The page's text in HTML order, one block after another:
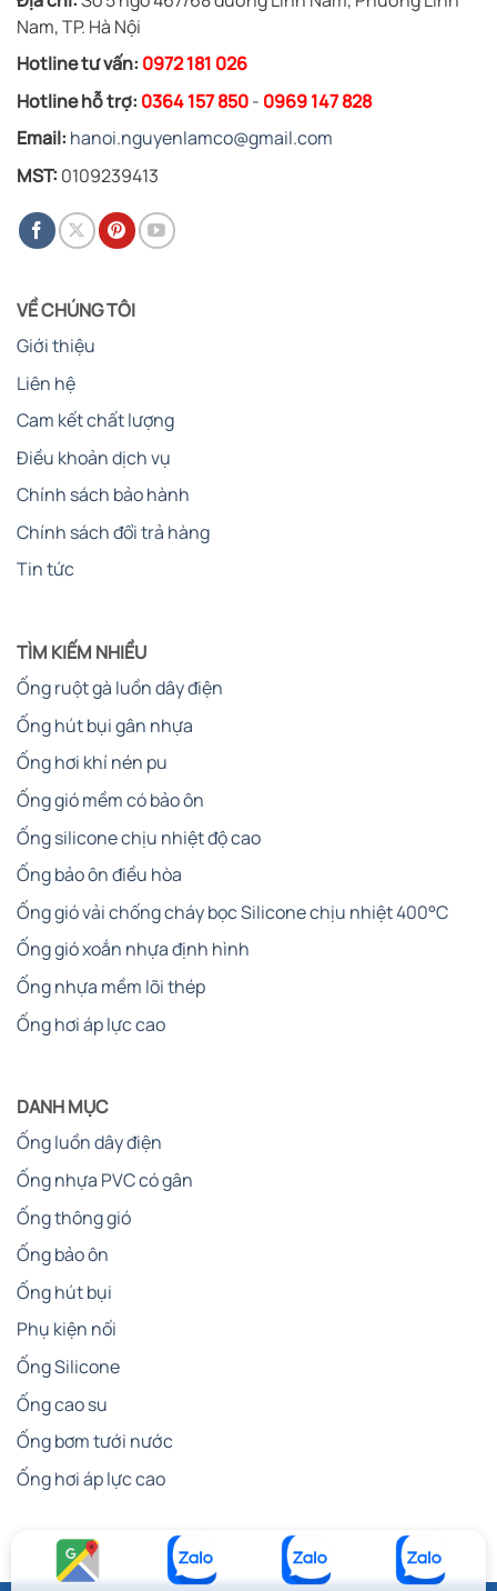
Nam, TP. Hà Nội
Hotline tư vấn: 0972 181 026
Hotline hỗ trợ: 0364 157 850- 0969 147 828
Email: hanoi.nguyenlamco@gmail.com
MST: 0109239413
VỀ CHÚNG TÔI
Giới thiệu
Liên hệ
Cam kết chất lượng
Điều khoản dịch vụ
Chính sách bảo hành
Chính sách đổi trả hàng
Tin tức
TÌM KIẾM NHIỀU
Ống ruột gà luồn dây điện
Ống hút bụi gân nhựa
Ống hơi khí nén pu
Ống gió mềm có bảo ôn
Ống silicone chịu nhiệt độ cao
Ống bảo ôn điều hòa
Ống gió vải chống cháy bọc Silicone chịu nhiệt 400°C
Ống gió xoắn nhựa định hình
Ống nhựa mềm lõi thép
Ống hơi áp lực cao
DANH MỤC
Ống luồn dây điện
Ống nhựa PVC có gân
Ống thông gió
Ống bảo ôn
Ống hút bụi
Phụ kiện nối
Ống Silicone
Ống cao su
Ống bơm tưới nước
Ống hơi áp lực cao